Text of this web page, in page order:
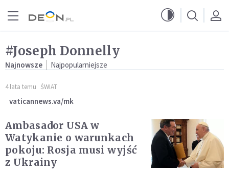
#Joseph Donnelly
Najnowsze Najpopularniejsze
4 lata temu ŚWIAT
vaticannews.va/mk
Ambasador USA w
Watykanie o warunkach
pokoju: Rosja musi wyjść
z Ukrainy